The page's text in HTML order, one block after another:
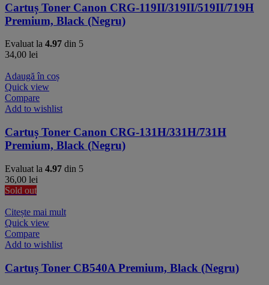
Cartuș Toner Canon CRG-119II/319II/519II/719H
Premium, Black (Negru)
Evaluat la 4.97 din 5
34,00 lei
Adaugă în coș
Quick view
Compare
Add to wishlist
Cartuș Toner Canon CRG-131H/331H/731H
Premium, Black (Negru)
Evaluat la 4.97 din 5
36,00 lei
Sold out
Citește mai mult
Quick view
Compare
Add to wishlist
Cartuș Toner CB540A Premium, Black (Negru)